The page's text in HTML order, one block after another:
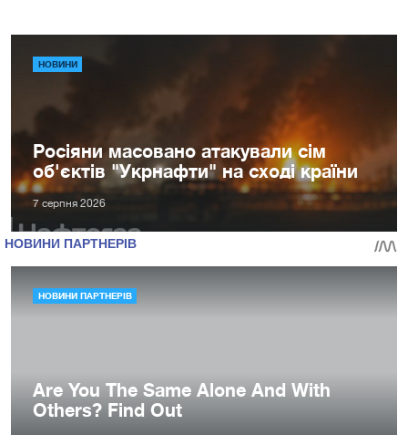
НОВИНИ
Росіяни масовано атакували сім
об'єктів "Укрнафти" на сході країни
7 серпня 2026